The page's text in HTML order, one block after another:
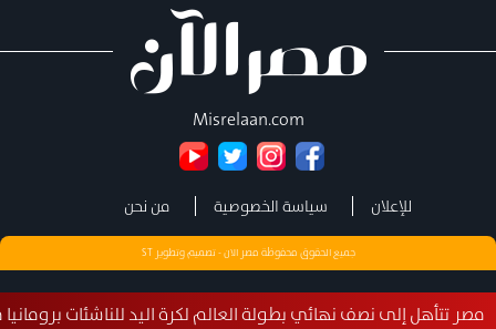
إلى نصف نهائي بطولة العالم لكرة اليد للناشئات برومانيا في إنجاز
Misrelaan.com
للإعلان سياسة الخصوصية من نحن
جميع الحقوق محفوظة مصر الان - تصميم وتطويرST